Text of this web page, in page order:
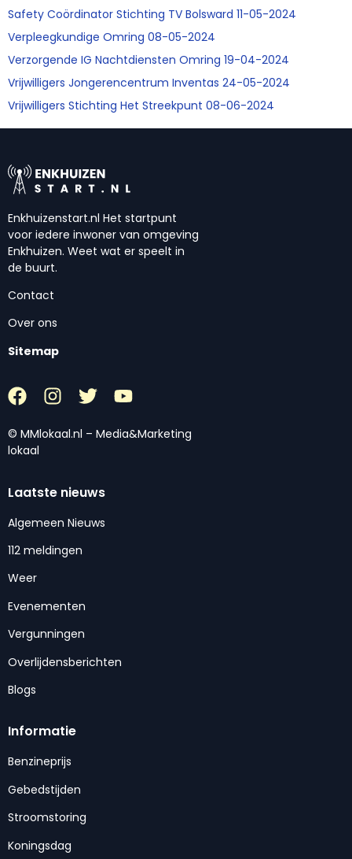
Safety Coördinator Stichting TV Bolsward 11-05-2024
Verpleegkundige Omring 08-05-2024
Verzorgende IG Nachtdiensten Omring 19-04-2024
Vrijwilligers Jongerencentrum Inventas 24-05-2024
Vrijwilligers Stichting Het Streekpunt 08-06-2024
Enkhuizenstart.nl Het startpunt
voor iedere inwoner van omgeving
Enkhuizen. Weet wat er speelt in
de buurt.
Contact
Over ons
Sitemap
© MMlokaal.nl – Media&Marketing
lokaal
Laatste nieuws
Algemeen Nieuws
112 meldingen
Weer
Evenementen
Vergunningen
Overlijdensberichten
Blogs
Informatie
Benzineprijs
Gebedstijden
Stroomstoring
Koningsdag